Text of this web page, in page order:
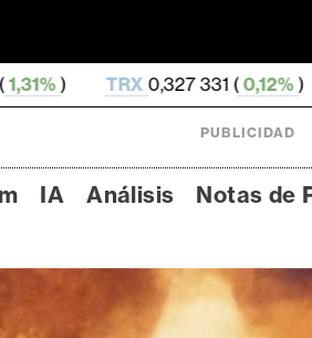
331 (0,12%) HYPE54,21 (-
PUBLICIDAD
IA Análisis Notas de